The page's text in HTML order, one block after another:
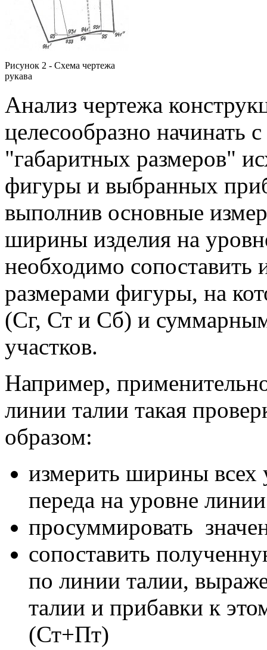
Рисунок 2 - Схема чертежа
рукава
Анализ чертежа
целесообразно начинать
"габаритных размеров"
фигуры и выбранных
выполнив основные
ширины изделия на
необходимо сопоставить
размерами фигуры, на
(Сг, Ст и Сб) и
участков.
Например,
линии талии такая
образом:
измерить ширины всех
переда на уровне
просуммировать
сопоставить
по линии талии,
талии и прибавки к
(Ст+Пт)